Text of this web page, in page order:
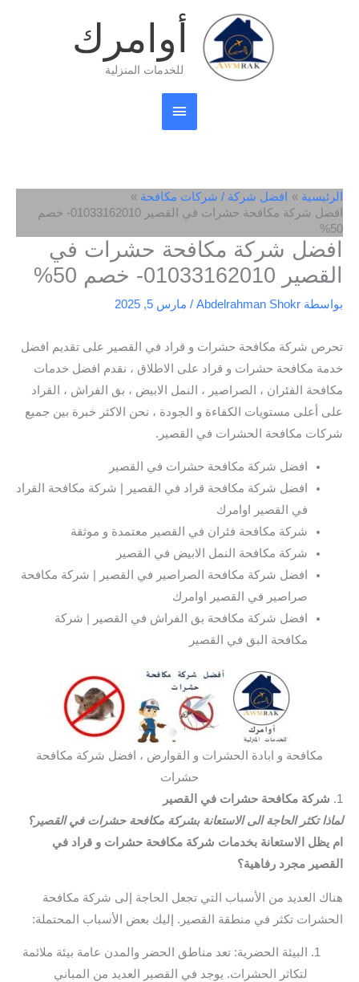
أوامرك
للخدمات المنزلية
القائمة
الرئيسية
الرئيسية
افضل شركة / شركات مكافحة
افضل شركة مكافحة حشرات في القصير 01033162010- خصم
50%
افضل شركة مكافحة حشرات في
القصير 01033162010- خصم 50%
بواسطة Abdelrahman Shokr
/ مارس 5, 2025
تحرص شركة مكافحة حشرات و قراد في القصير على تقديم افضل
خدمة مكافحة حشرات و قراد على الاطلاق ، نقدم افضل خدمات
مكافحة الفئران ، الصراصير ، النمل الابيض ، بق الفراش ، القراد
على أعلى مستويات الكفاءة و الجودة ، نحن الاكثر خبرة بين جميع
شركات مكافحة الحشرات في القصير.
افضل شركة مكافحة حشرات في القصير
افضل شركة مكافحة قراد في القصير | شركة مكافحة القراد
في القصير اوامرك
شركة مكافحة فئران في القصير معتمدة و موثقة
شركة مكافحة النمل الابيض في القصير
افضل شركة مكافحة الصراصير في القصير | شركة مكافحة
صراصير في القصير اوامرك
افضل شركة مكافحة بق الفراش في القصير | شركة
مكافحة البق في القصير
مكافحة و ابادة الحشرات و القوارض ، افضل شركة مكافحة
حشرات
1.
شركة مكافحة حشرات في القصير
لماذا تكثر الحاجة الى الاستعانة بشركة مكافحة حشرات في القصير؟
ام يظل الاستعانة بخدمات شركة مكافحة حشرات و قراد في
القصير مجرد رفاهية؟
هناك العديد من الأسباب التي تجعل الحاجة إلى شركة مكافحة
الحشرات تكثر في منطقة القصير. إليك بعض الأسباب المحتملة:
البيئة الحضرية: تعد مناطق الحضر والمدن عامة بيئة ملائمة
لتكاثر الحشرات. يوجد في القصير العديد من المباني